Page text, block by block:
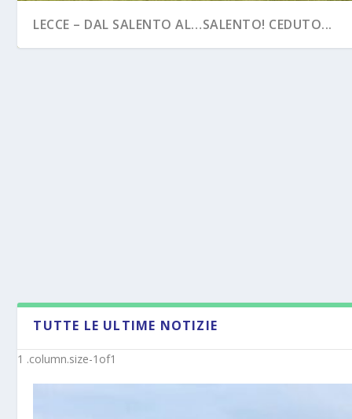
LECCE – DAL SALENTO AL…SALENTO! CEDUTO...
TUTTE LE ULTIME NOTIZIE